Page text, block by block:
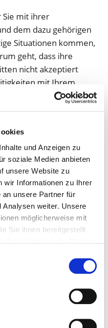
und Anzeigen zu
soziale Medien anbieten
unsere Website zu
wir Informationen zu Ihrer
an unsere Partner für
Analysen weiter. Unsere
möglicherweise mit
Sie ihnen bereitgestellt
mit ihrer
dem dazu gehörigen
Situationen kommen,
geht, dass ihre
nicht akzeptiert
mit Ihrem
Probleme mit der
mit Ihrer Immobilie
Haus- und Grundbesitz
enthalten ist. Im
nur bis zu 500.000
und Gutachter,
Rechtsberatung.
wichtig eine private
mal ein Dritter durch
alle Haftpflicht-
wird es, wenn Sie in
vergessen, den Zugang